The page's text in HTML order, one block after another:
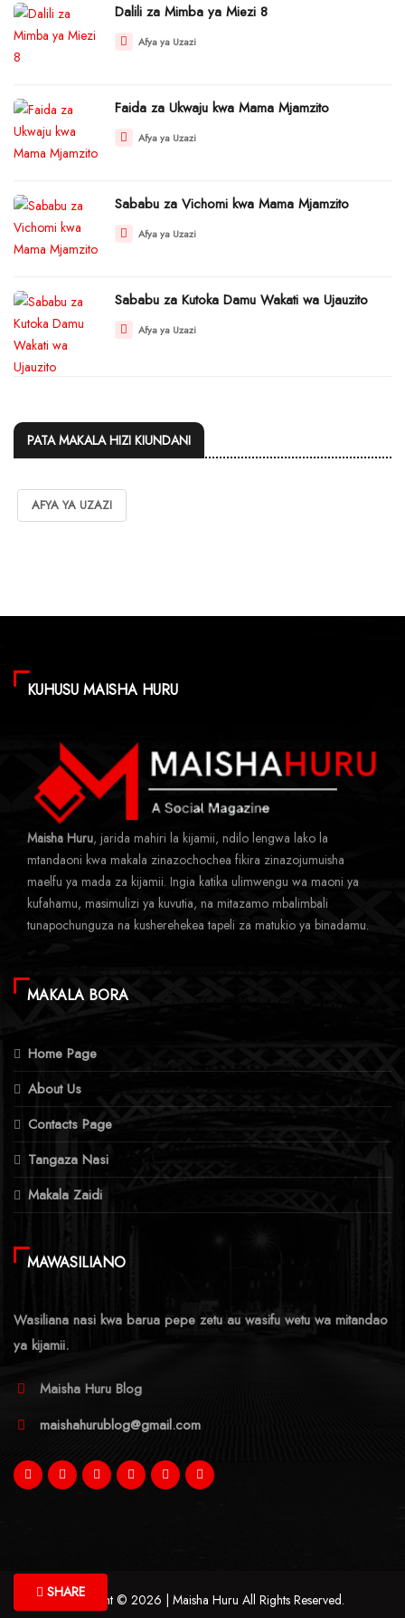
Dalili za Mimba ya Miezi 8
Afya ya Uzazi
Faida za Ukwaju kwa Mama Mjamzito
Afya ya Uzazi
Sababu za Vichomi kwa Mama Mjamzito
Afya ya Uzazi
Sababu za Kutoka Damu Wakati wa Ujauzito
Afya ya Uzazi
PATA MAKALA HIZI KIUNDANI
AFYA YA UZAZI
KUHUSU MAISHA HURU
Maisha Huru, jarida mahiri la kijamii, ndilo lengwa lako la
mtandaoni kwa makala zinazochochea fikira zinazojumuisha
maelfu ya mada za kijamii. Ingia katika ulimwengu wa maoni ya
kufahamu, masimulizi ya kuvutia, na mitazamo mbalimbali
tunapochunguza na kusherehekea tapeli za matukio ya binadamu.
MAKALA BORA
Home Page
About Us
Contacts Page
Tangaza Nasi
Makala Zaidi
MAWASILIANO
Wasiliana nasi kwa barua pepe zetu au wasifu wetu wa mitandao
ya kijamii.
Maisha Huru Blog
maishahurublog@gmail.com
Copyright © 2026 | Maisha Huru All Rights Reserved.
SHARE